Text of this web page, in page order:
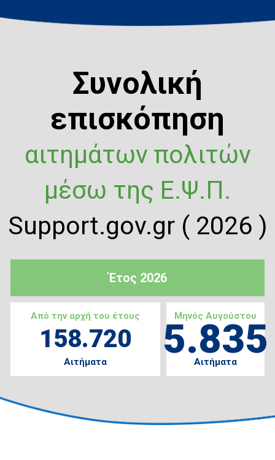
Έτος 2026
Από την αρχή του έτους
158.720
Αιτήματα
Μηνός Αυγούστου
5.835
Αιτήματα
Συνολική
επισκόπηση
αιτημάτων πολιτών
μέσω της Ε.Ψ.Π.
Support.gov.gr ( 2026 )